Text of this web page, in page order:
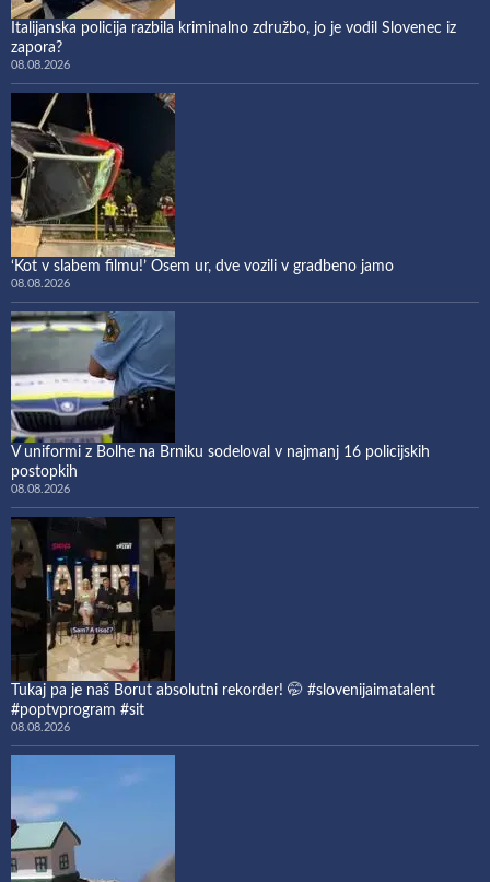
Italijanska policija razbila kriminalno združbo, jo je vodil Slovenec iz
zapora?
08.08.2026
‘Kot v slabem filmu!’ Osem ur, dve vozili v gradbeno jamo
08.08.2026
V uniformi z Bolhe na Brniku sodeloval v najmanj 16 policijskih
postopkih
08.08.2026
Tukaj pa je naš Borut absolutni rekorder! 🤭 #slovenijaimatalent
#poptvprogram #sit
08.08.2026